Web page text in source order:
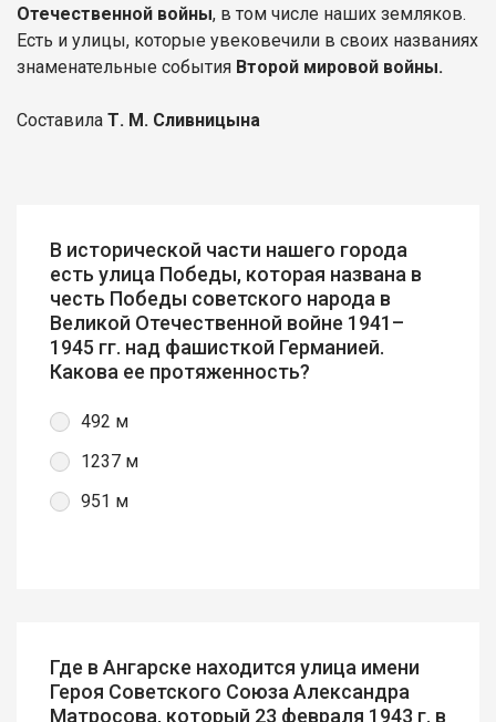
Отечественной войны, в том числе наших земляков.
Есть и улицы, которые увековечили в своих названиях
знаменательные события Второй мировой войны.
Составила Т. М. Сливницына
В исторической части нашего города
есть улица Победы, которая названа в
честь Победы советского народа в
Великой Отечественной войне 1941–
1945 гг. над фашисткой Германией.
Какова ее протяженность?
492 м
1237 м
951 м
Где в Ангарске находится улица имени
Героя Советского Союза Александра
Матросова, который 23 февраля 1943 г. в